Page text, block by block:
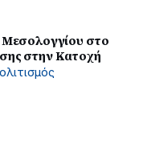
Μεσολογγίου στο
στην Κατοχή